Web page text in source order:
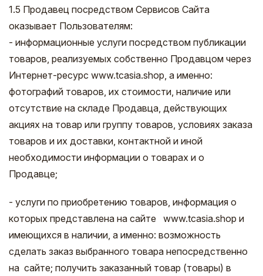
1.5 Продавец посредством Сервисов Сайта
оказывает Пользователям:
- информационные услуги посредством публикации
товаров, реализуемых собственно Продавцом через
Интернет-ресурс www.tcasia.shop, а именно:
фотографий товаров, их стоимости, наличие или
отсутствие на складе Продавца, действующих
акциях на товар или группу товаров, условиях заказа
товаров и их доставки, контактной и иной
необходимости информации о товарах и о
Продавце;
- услуги по приобретению товаров, информация о
которых представлена на сайте www.tcasia.shop и
имеющихся в наличии, а именно: возможность
сделать заказ выбранного товара непосредственно
на сайте; получить заказанный товар (товары) в